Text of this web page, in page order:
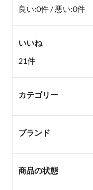
良い:0件 / 悪い:0件
いいね
21件
カテゴリー
ブランド
商品の状態